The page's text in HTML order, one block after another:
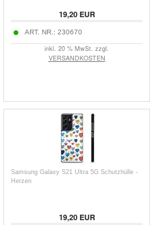
19,20EUR
ART. NR.: 230670
inkl. 20 % MwSt. zzgl.
VERSANDKOSTEN
Samsung Galaxy S21 Ultra 5G Schutzhülle -
Herzen
19,20EUR